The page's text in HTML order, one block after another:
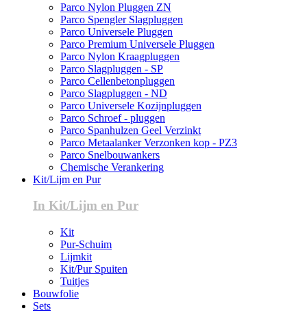
Parco Nylon Pluggen ZN
Parco Spengler Slagpluggen
Parco Universele Pluggen
Parco Premium Universele Pluggen
Parco Nylon Kraagpluggen
Parco Slagpluggen - SP
Parco Cellenbetonpluggen
Parco Slagpluggen - ND
Parco Universele Kozijnpluggen
Parco Schroef - pluggen
Parco Spanhulzen Geel Verzinkt
Parco Metaalanker Verzonken kop - PZ3
Parco Snelbouwankers
Chemische Verankering
Kit/Lijm en Pur
In Kit/Lijm en Pur
Kit
Pur-Schuim
Lijmkit
Kit/Pur Spuiten
Tuitjes
Bouwfolie
Sets